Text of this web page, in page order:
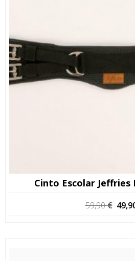
Cinto Escolar Jeffries
59,90€ O